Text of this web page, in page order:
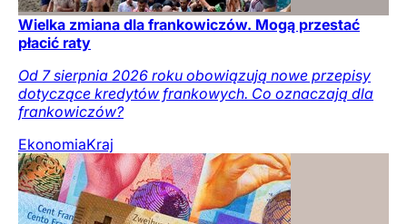
Wielka zmiana dla frankowiczów. Mogą przestać
płacić raty
Od 7 sierpnia 2026 roku obowiązują nowe przepisy
dotyczące kredytów frankowych. Co oznaczają dla
frankowiczów?
EkonomiaKraj